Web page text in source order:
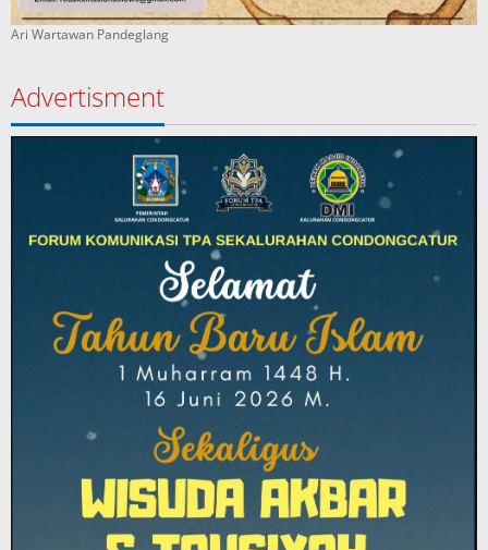
Ari Wartawan Pandeglang
Advertisment